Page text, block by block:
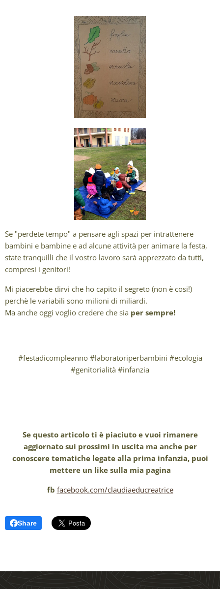
Se "perdete tempo" a pensare agli spazi per intrattenere
bambini e bambine e ad alcune attività per animare la festa,
state tranquilli che il vostro lavoro sarà apprezzato da tutti,
compresi i genitori!
Mi piacerebbe dirvi che ho capito il segreto (non è cosi!)
perchè le variabili sono milioni di miliardi.
Ma anche oggi voglio credere che sia per sempre!
#festadicompleanno #laboratoriperbambini #ecologia
#genitorialità #infanzia
Se questo articolo ti è piaciuto e vuoi rimanere
aggiornato sui prossimi in uscita ma anche per
conoscere tematiche legate alla prima infanzia, puoi
mettere un like sulla mia pagina
fb facebook.com/claudiaeducreatrice
Share